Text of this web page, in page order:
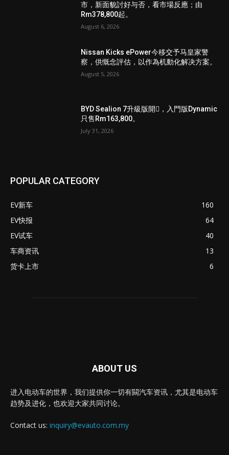
市，新面貌討好与否，看市場反應；由
Rm378,800起。
August 6, 2026
Nissan Kicks ePower今移交予马皇家警
察，供慨念評估，以作為机動化解决方案。
August 5, 2026
BYD Sealion 7升級版開𧷗，入門版Dynamic
只售Rm163,800。
July 31, 2026
POPULAR CATEGORY
EV新车
160
EV快报
64
EV试车
40
车商资讯
13
货卡上市
6
ABOUT US
进入电动车的世界，我们提供你一切有闗汽车资讯，尤其是电动车
趋势及进化，也欢迎大家共同讨论。
Contact us: inquiry@evauto.com.my